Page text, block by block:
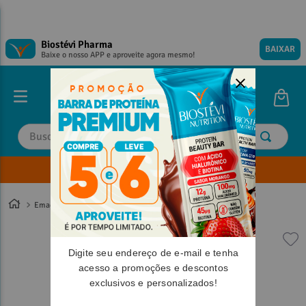
Biostévi Pharma
Baixe o nosso APP e aproveite agora mesmo! BAIXAR
Buscar
Envie sua Receita
Emagrecimento
Digite seu endereço de e-mail e tenha
acesso a promoções e descontos
exclusivos e personalizados!
TERMOS MAIS BUSCADOS
magnesio
omega 3
tadalafila
TERMOS MAIS BUSCADOS
magnesio
tadalafila